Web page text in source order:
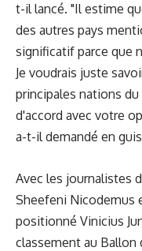
t-il lancé. "Il estime
des autres pays
significatif parce que
Je voudrais juste
principales nations
d'accord avec votre
a-t-il demandé en
Avec les journalistes
Sheefeni Nicodemus
positionné Vinicius
classement au Ballon